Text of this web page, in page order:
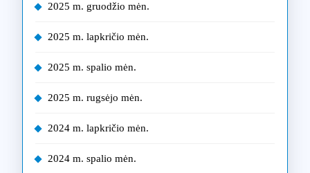
2025 m. gruodžio mėn.
2025 m. lapkričio mėn.
2025 m. spalio mėn.
2025 m. rugsėjo mėn.
2024 m. lapkričio mėn.
2024 m. spalio mėn.